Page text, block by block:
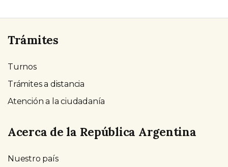
Trámites
Turnos
Trámites a distancia
Atención a la ciudadanía
Acerca de la República Argentina
Nuestro país